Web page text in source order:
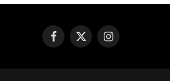
Facebook
X
Instagram